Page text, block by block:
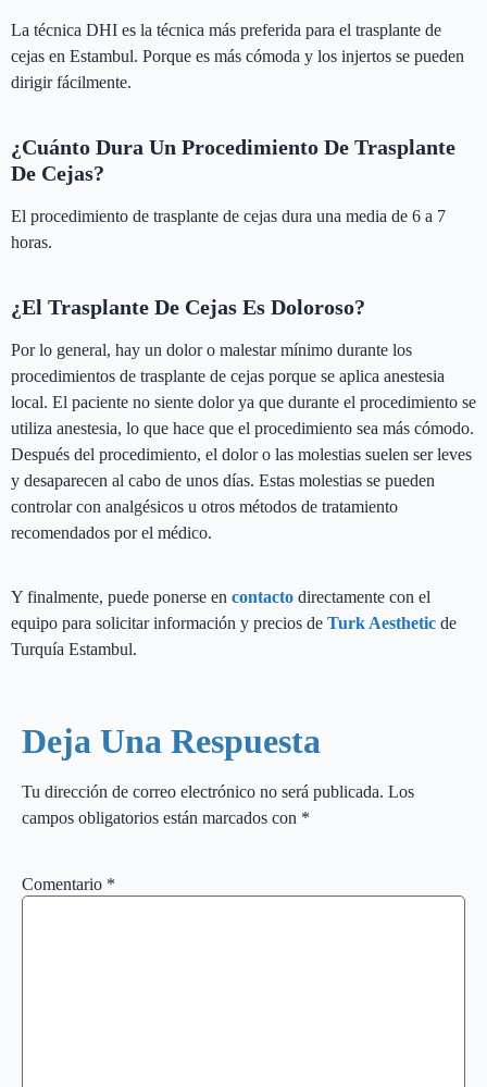
La técnica DHI es la técnica más preferida para el trasplante de
cejas en Estambul. Porque es más cómoda y los injertos se pueden
dirigir fácilmente.
¿Cuánto Dura Un Procedimiento De Trasplante
De Cejas?
El procedimiento de trasplante de cejas dura una media de 6 a 7
horas.
¿El Trasplante De Cejas Es Doloroso?
Por lo general, hay un dolor o malestar mínimo durante los
procedimientos de trasplante de cejas porque se aplica anestesia
local. El paciente no siente dolor ya que durante el procedimiento se
utiliza anestesia, lo que hace que el procedimiento sea más cómodo.
Después del procedimiento, el dolor o las molestias suelen ser leves
y desaparecen al cabo de unos días. Estas molestias se pueden
controlar con analgésicos u otros métodos de tratamiento
recomendados por el médico.
Y finalmente, puede ponerse en contacto directamente con el
equipo para solicitar información y precios de Turk Aesthetic de
Turquía Estambul.
Deja Una Respuesta
Tu dirección de correo electrónico no será publicada. Los
campos obligatorios están marcados con *
Comentario *